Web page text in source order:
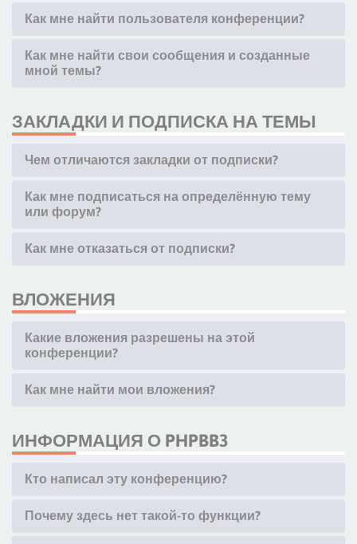
Как мне найти пользователя конференции?
Как мне найти свои сообщения и созданные
мной темы?
ЗАКЛАДКИ И ПОДПИСКА НА ТЕМЫ
Чем отличаются закладки от подписки?
Как мне подписаться на определённую тему
или форум?
Как мне отказаться от подписки?
ВЛОЖЕНИЯ
Какие вложения разрешены на этой
конференции?
Как мне найти мои вложения?
ИНФОРМАЦИЯ О PHPBB3
Кто написал эту конференцию?
Почему здесь нет такой-то функции?